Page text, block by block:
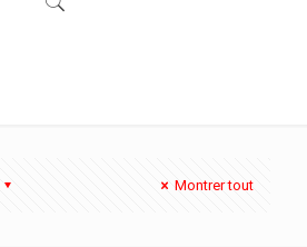
Montrer tout